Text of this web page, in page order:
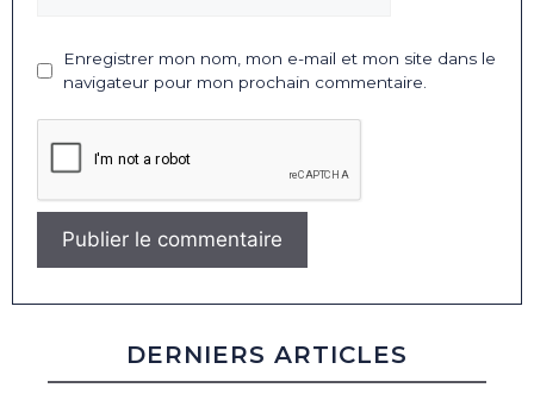
Enregistrer mon nom, mon e-mail et mon site dans le
navigateur pour mon prochain commentaire.
DERNIERS ARTICLES